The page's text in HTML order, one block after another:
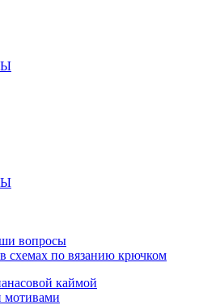
вопросы
схемах по вязанию крючком
каймой
мотивами